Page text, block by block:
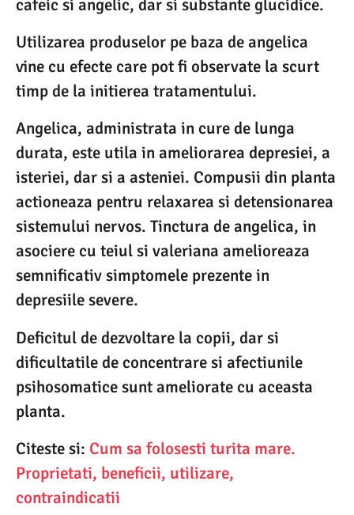
cafeic si angelic, dar si substante glucidice.
Utilizarea produselor pe baza de angelica
vine cu efecte care pot fi observate la scurt
timp de la initierea tratamentului.
Angelica, administrata in cure de lunga
durata, este utila in ameliorarea depresiei, a
isteriei, dar si a asteniei. Compusii din planta
actioneaza pentru relaxarea si detensionarea
sistemului nervos. Tinctura de angelica, in
asociere cu teiul si valeriana amelioreaza
semnificativ simptomele prezente in
depresiile severe.
Deficitul de dezvoltare la copii, dar si
dificultatile de concentrare si afectiunile
psihosomatice sunt ameliorate cu aceasta
planta.
Citeste si: Cum sa folosesti turita mare.
Proprietati, beneficii, utilizare,
contraindicatii